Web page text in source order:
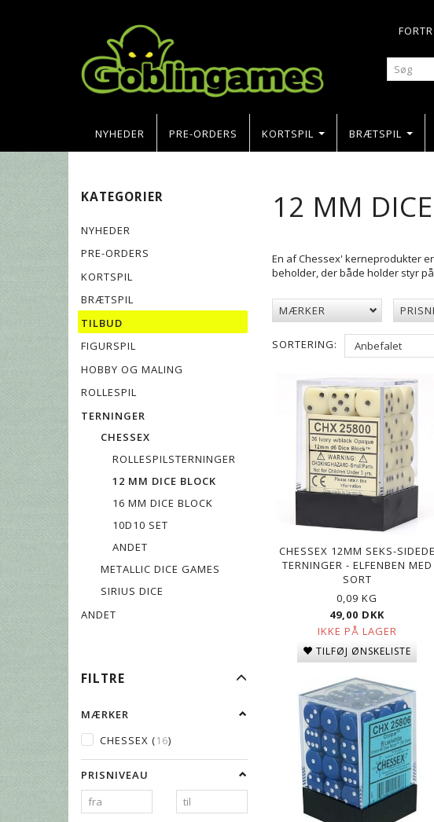
NYHEDER PRE-ORDERS KORTSPIL BRÆTSPIL
KATEGORIER
NYHEDER
PRE-ORDERS
KORTSPIL
BRÆTSPIL
TILBUD
FIGURSPIL
HOBBY OG MALING
ROLLESPIL
TERNINGER
CHESSEX
ROLLESPILSTERNINGER
12 MM DICE BLOCK
16 MM DICE BLOCK
10D10 SET
ANDET
METALLIC DICE GAMES
SIRIUS DICE
ANDET
FILTRE
MÆRKER
CHESSEX (16)
PRISNIVEAU
12 MM
En af Chessex' kerneprodukter
beholder, der både holder styr
MÆRKER
SORTERING:
CHESSEX 12MM SEKS-SIDEDE
TERNINGER - ELFENBEN MED
SORT
0,09 KG
49,00 DKK
IKKE PÅ LAGER
TILFØJ ØNSKELISTE